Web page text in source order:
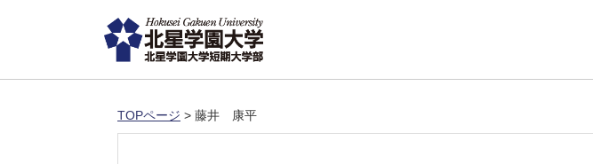
TOPページ > 藤井 康平